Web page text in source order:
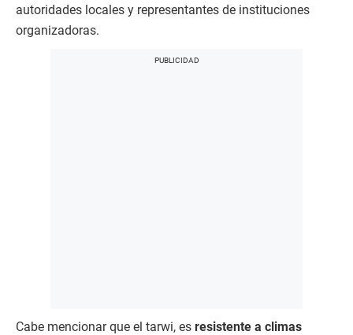
autoridades locales y representantes de instituciones
organizadoras.
Cabe mencionar que el tarwi, es resistente a climas